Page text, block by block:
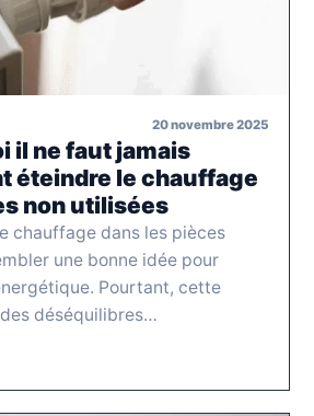
20 novembre 2025
il ne faut jamais
éteindre le chauffage
non utilisées
chauffage dans les pièces
une bonne idée pour
Pourtant, cette
déséquilibres…